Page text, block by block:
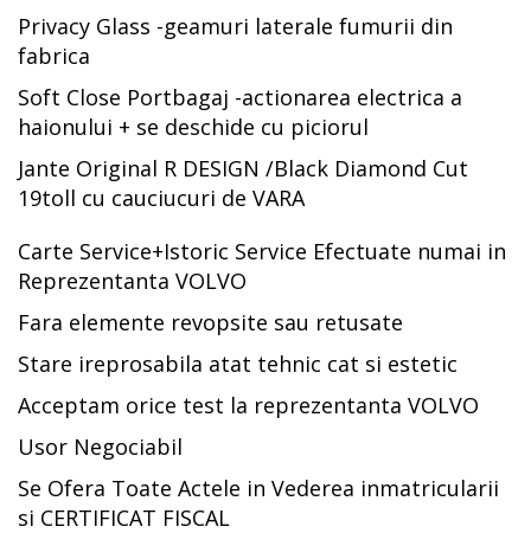
Privacy Glass -geamuri laterale fumurii din
fabrica
Soft Close Portbagaj -actionarea electrica a
haionului + se deschide cu piciorul
Jante Original R DESIGN /Black Diamond Cut
19toll cu cauciucuri de VARA
Carte Service+Istoric Service Efectuate numai in
Reprezentanta VOLVO
Fara elemente revopsite sau retusate
Stare ireprosabila atat tehnic cat si estetic
Acceptam orice test la reprezentanta VOLVO
Usor Negociabil
Se Ofera Toate Actele in Vederea inmatricularii
si CERTIFICAT FISCAL